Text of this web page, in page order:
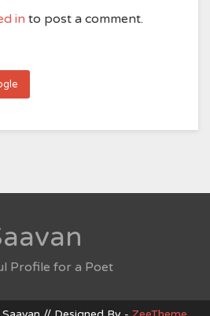
in to post a comment.
Profile for a Poet